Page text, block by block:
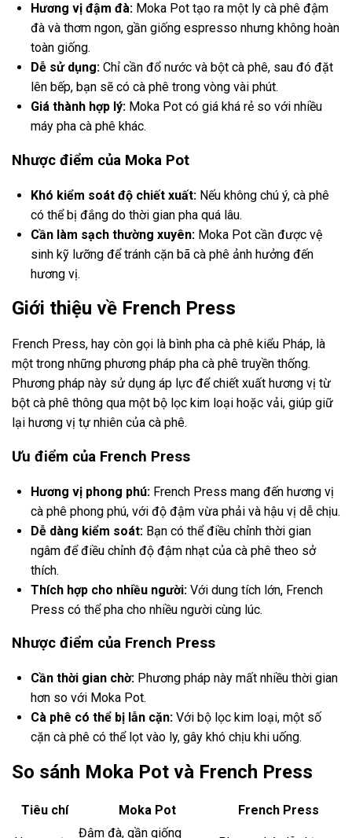
Hương vị đậm đà: Moka Pot tạo ra một ly cà phê đậm
đà và thơm ngon, gần giống espresso nhưng không hoàn
toàn giống.
Dễ sử dụng: Chỉ cần đổ nước và bột cà phê, sau đó đặt
lên bếp, bạn sẽ có cà phê trong vòng vài phút.
Giá thành hợp lý: Moka Pot có giá khá rẻ so với nhiều
máy pha cà phê khác.
Nhược điểm của Moka Pot
Khó kiểm soát độ chiết xuất: Nếu không chú ý, cà phê
có thể bị đắng do thời gian pha quá lâu.
Cần làm sạch thường xuyên: Moka Pot cần được vệ
sinh kỹ lưỡng để tránh cặn bã cà phê ảnh hưởng đến
hương vị.
Giới thiệu về French Press
French Press, hay còn gọi là bình pha cà phê kiểu Pháp, là
một trong những phương pháp pha cà phê truyền thống.
Phương pháp này sử dụng áp lực để chiết xuất hương vị từ
bột cà phê thông qua một bộ lọc kim loại hoặc vải, giúp giữ
lại hương vị tự nhiên của cà phê.
Ưu điểm của French Press
Hương vị phong phú: French Press mang đến hương vị
cà phê phong phú, với độ đậm vừa phải và hậu vị dễ chịu.
Dễ dàng kiểm soát: Bạn có thể điều chỉnh thời gian
ngâm để điều chỉnh độ đậm nhạt của cà phê theo sở
thích.
Thích hợp cho nhiều người: Với dung tích lớn, French
Press có thể pha cho nhiều người cùng lúc.
Nhược điểm của French Press
Cần thời gian chờ: Phương pháp này mất nhiều thời gian
hơn so với Moka Pot.
Cà phê có thể bị lẫn cặn: Với bộ lọc kim loại, một số
cặn cà phê có thể lọt vào ly, gây khó chịu khi uống.
So sánh Moka Pot và French Press
Tiêu chí Moka Pot French Press
Đậm đà, gần giống